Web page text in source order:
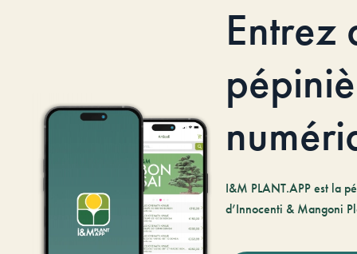
Entrez
I&M PLANT.APP est la
d’Innocenti & Mangoni